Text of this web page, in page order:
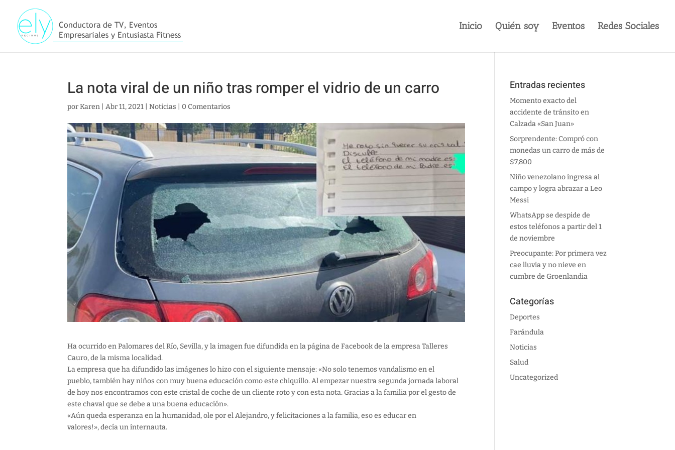
Inicio Quién soy Eventos Redes Sociales
La nota viral de un niño tras romper el vidrio de un carro
porKaren |Abr 11, 2021 |Noticias 0 Comentarios
Ha ocurrido en Palomares del Río, Sevilla, y la imagen fue difundida en la página de Facebook de la empresa Talleres
Cauro, de la misma localidad.
La empresa que ha difundido las imágenes lo hizo con el siguiente mensaje: «No solo tenemos vandalismo en el
pueblo, también hay niños con muy buena educación como este chiquillo. Al empezar nuestra segunda jornada laboral
de hoy nos encontramos con este cristal de coche de un cliente roto y con esta nota. Gracias a la familia por el gesto de
este chaval que se debe a una buena educación».
«Aún queda esperanza en la humanidad, ole por el Alejandro, y felicitaciones a la familia, eso es educar en
valores!», decía un internauta.
Entradas recientes
Momento exacto del
accidente de tránsito en
Calzada «San Juan»
Sorprendente: Compró con
monedas un carro de más de
$7,800
Niño venezolano ingresa al
campo y logra abrazar a Leo
Messi
WhatsApp se despide de
estos teléfonos a partir del 1
de noviembre
Preocupante: Por primera vez
cae lluvia y no nieve en
cumbre de Groenlandia
Categorías
Deportes
Farándula
Noticias
Salud
Uncategorized